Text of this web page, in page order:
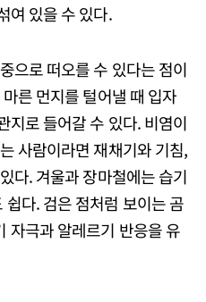
여 있을 수 있다.
으로 떠오를 수 있다는 점이
른 먼지를 털어낼 때 입자
지로 들어갈 수 있다. 비염이
사람이라면 재채기와 기침,
다. 겨울과 장마철에는 습기
다. 검은 점처럼 보이는 곰
자극과 알레르기 반응을 유